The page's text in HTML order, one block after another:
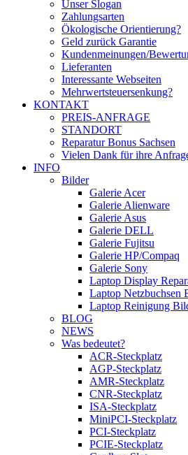
Unser Slogan
Zahlungsarten
Ökologische Orientierung?
Geld zurück Garantie
Kundenmeinungen/
Lieferanten
Interessante Webseiten
Mehrwertsteuersenkung?
KONTAKT
PREIS-ANFRAGE
STANDORT
Reparatur Bonus Sachsen
Vielen Dank für ihre
INFO
Bilder
Galerie Acer
Galerie Alienware
Galerie Asus
Galerie DELL
Galerie Fujitsu
Galerie HP/Compaq
Galerie Sony
Laptop Display
Laptop Netzbuchsen
Laptop Reinigung
BLOG
NEWS
Was bedeutet?
ACR-Steckplatz
AGP-Steckplatz
AMR-Steckplatz
CNR-Steckplatz
ISA-Steckplatz
MiniPCI-Steckplatz
PCI-Steckplatz
PCIE-Steckplatz